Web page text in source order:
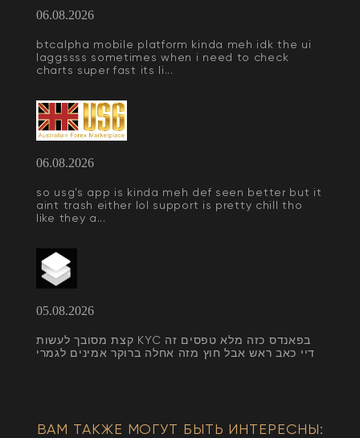
06.08.2026
btcalpha mobile platform kinda meh idk the ui
laggssss sometimes when i need to check
charts super fast its li...
06.08.2026
so usg's app is kinda meh def seen better but it
aint trash either lol support is pretty chill tho
like they a...
05.08.2026
קצת מסובך לעשות KYC בפאנדס כזה מלא טפסים זה
דיי כאב ראש אבל חוץ מזה אחלה ברוקר אמינים לגמרי
ВАМ ТАКЖЕ МОГУТ БЫТЬ ИНТЕРЕСНЫ: